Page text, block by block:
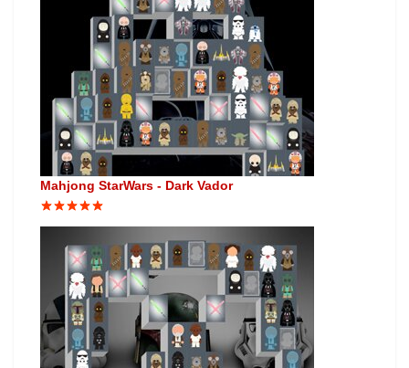
Mahjong StarWars - Dark Vador